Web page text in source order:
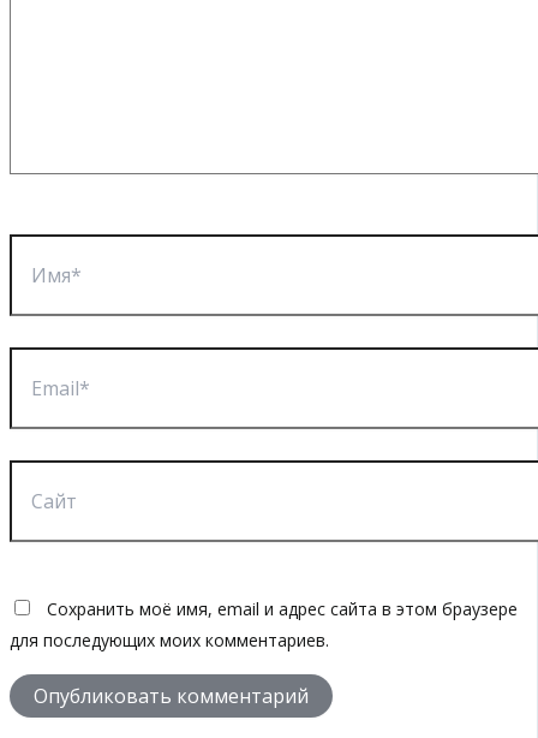
Сохранить моё имя, email и адрес сайта в этом браузере
для последующих моих комментариев.